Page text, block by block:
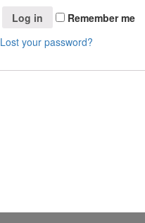
Log in
Remember me
Lost your password?